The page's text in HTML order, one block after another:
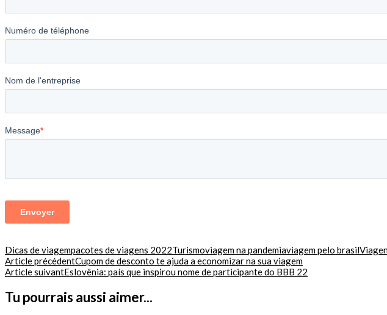
Dicas de viagempacotes de viagens 2022Turismoviagem na pandemiaviagem pelo brasil
Navigation
d'article
Article précédentCupom de desconto te ajuda a economizar na sua viagem
Article suivantEslovênia: país que inspirou nome de participante do BBB 22
Tu pourrais aussi aimer...